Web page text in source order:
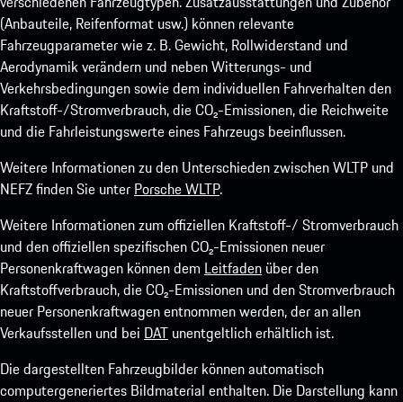
(Anbauteile, Reifenformat usw.) können relevante
Fahrzeugparameter wie z. B. Gewicht, Rollwiderstand und
Aerodynamik verändern und neben Witterungs- und
Verkehrsbedingungen sowie dem individuellen Fahrverhalten den
Kraftstoff-/Stromverbrauch, die CO₂-Emissionen, die Reichweite
und die Fahrleistungswerte eines Fahrzeugs beeinflussen.
Weitere Informationen zu den Unterschieden zwischen WLTP und
NEFZ finden Sie unter Porsche WLTP.
Weitere Informationen zum offiziellen Kraftstoff-/ Stromverbrauch
und den offiziellen spezifischen CO₂-Emissionen neuer
Personenkraftwagen können dem Leitfaden über den
Kraftstoffverbrauch, die CO₂-Emissionen und den Stromverbrauch
neuer Personenkraftwagen entnommen werden, der an allen
Verkaufsstellen und bei DAT unentgeltlich erhältlich ist.
Die dargestellten Fahrzeugbilder können automatisch
computergeneriertes Bildmaterial enthalten. Die Darstellung kann